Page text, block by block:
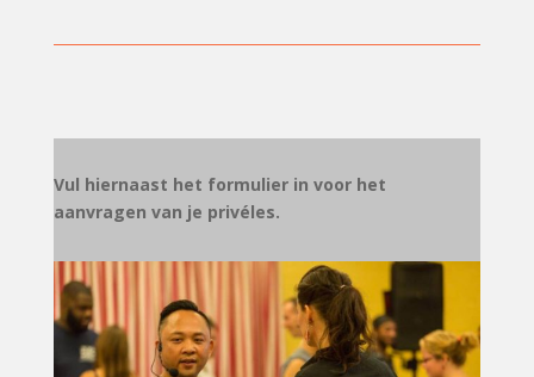
Vul hiernaast het formulier in voor het
aanvragen van je privéles.